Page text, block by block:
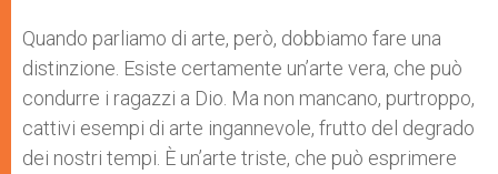
Quando parliamo di arte, però, dobbiamo fare una
distinzione. Esiste certamente un’arte vera, che può
condurre i ragazzi a Dio. Ma non mancano, purtroppo,
cattivi esempi di arte ingannevole, frutto del degrado
dei nostri tempi. È un’arte triste, che può esprimere